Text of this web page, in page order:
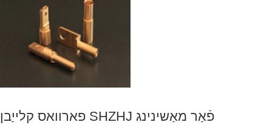
פארוואס קלייַבן SHZHJ פֿאַר מאַשינינג